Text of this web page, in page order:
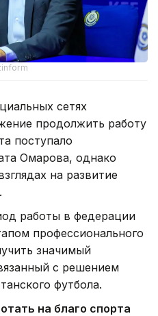
сетях
продолжить работу
поступало
Омарова, однако
на развитие
работы в федерации
профессионального
значимый
с решением
футбола.
на благо спорта